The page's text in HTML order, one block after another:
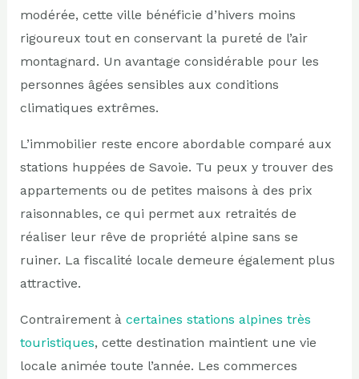
modérée, cette ville bénéficie d’hivers moins
rigoureux tout en conservant la pureté de l’air
montagnard. Un avantage considérable pour les
personnes âgées sensibles aux conditions
climatiques extrêmes.
L’immobilier reste encore abordable comparé aux
stations huppées de Savoie. Tu peux y trouver des
appartements ou de petites maisons à des prix
raisonnables, ce qui permet aux retraités de
réaliser leur rêve de propriété alpine sans se
ruiner. La fiscalité locale demeure également plus
attractive.
Contrairement à certaines stations alpines très
touristiques, cette destination maintient une vie
locale animée toute l’année. Les commerces